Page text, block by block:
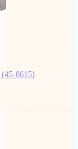
(45-8615)